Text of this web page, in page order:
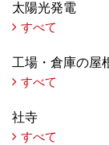
太陽光発電
すべて
工場・倉庫の屋
すべて
社寺
すべて